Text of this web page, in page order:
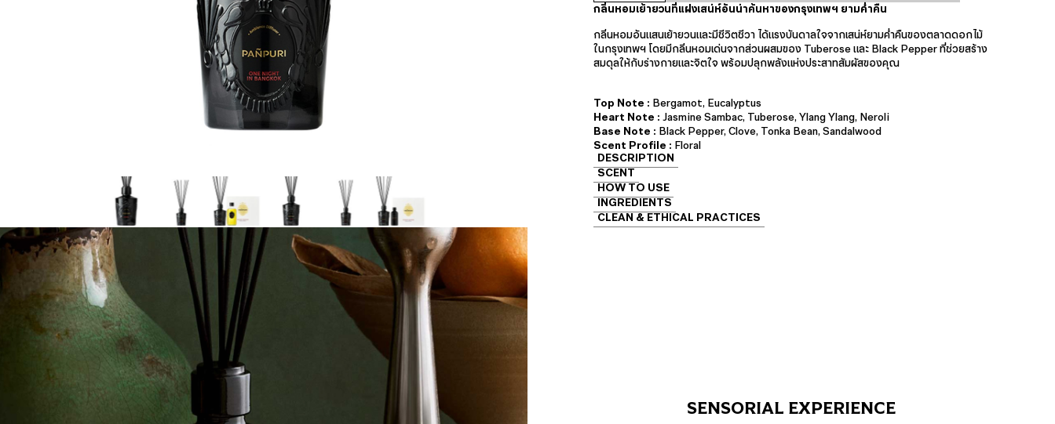
เบียน
ดิฟฟิว
เซอร์
ชิ้น
กลิ่นหอมเย้ายวนที่แฝงเสน่ห์อันน่าค้นหาของกรุงเทพฯ ยามค่ำคืน
กลิ่นหอมอันแสนเย้ายวนและมีชีวิตชีวา ได้แรงบันดาลใจจากเสน่ห์ยามค่ำคืนของตลาดดอกไม้
ในกรุงเทพฯ โดยมีกลิ่นหอมเด่นจากส่วนผสมของ Tuberose และ Black Pepper ที่ช่วยสร้าง
สมดุลให้กับร่างกายและจิตใจ พร้อมปลุกพลังแห่งประสาทสัมผัสของคุณ
Top Note : Bergamot, Eucalyptus
Heart Note :Jasmine Sambac, Tuberose, Ylang Ylang, Neroli
Base Note : Black Pepper, Clove, Tonka Bean, Sandalwood
Scent Profile : Floral
DESCRIPTION
SCENT
HOW TO USE
INGREDIENTS
CLEAN & ETHICAL PRACTICES
SENSORIAL EXPERIENCE